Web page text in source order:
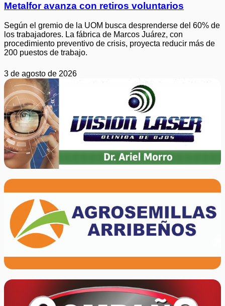
Metalfor avanza con retiros voluntarios
Según el gremio de la UOM busca desprenderse del 60% de
los trabajadores. La fábrica de Marcos Juárez, con
procedimiento preventivo de crisis, proyecta reducir más de
200 puestos de trabajo.
3 de agosto de 2026